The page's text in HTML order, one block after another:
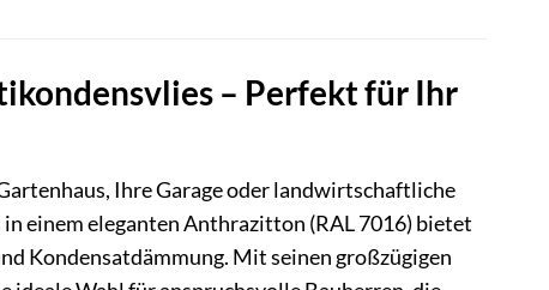
– Perfekt für Ihr
Ihre Garage oder landwirtschaftliche
einem eleganten Anthrazitton (RAL 7016) bietet
Kondensatdämmung. Mit seinen großzügigen